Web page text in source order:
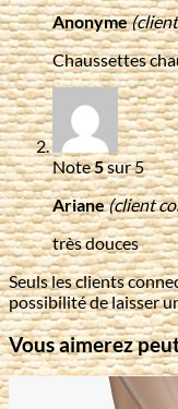
Anonyme
Chaussettes
Note5sur 5
Ariane(client
très douces
Seuls les clients
possibilité de laisser
Vous aimerez